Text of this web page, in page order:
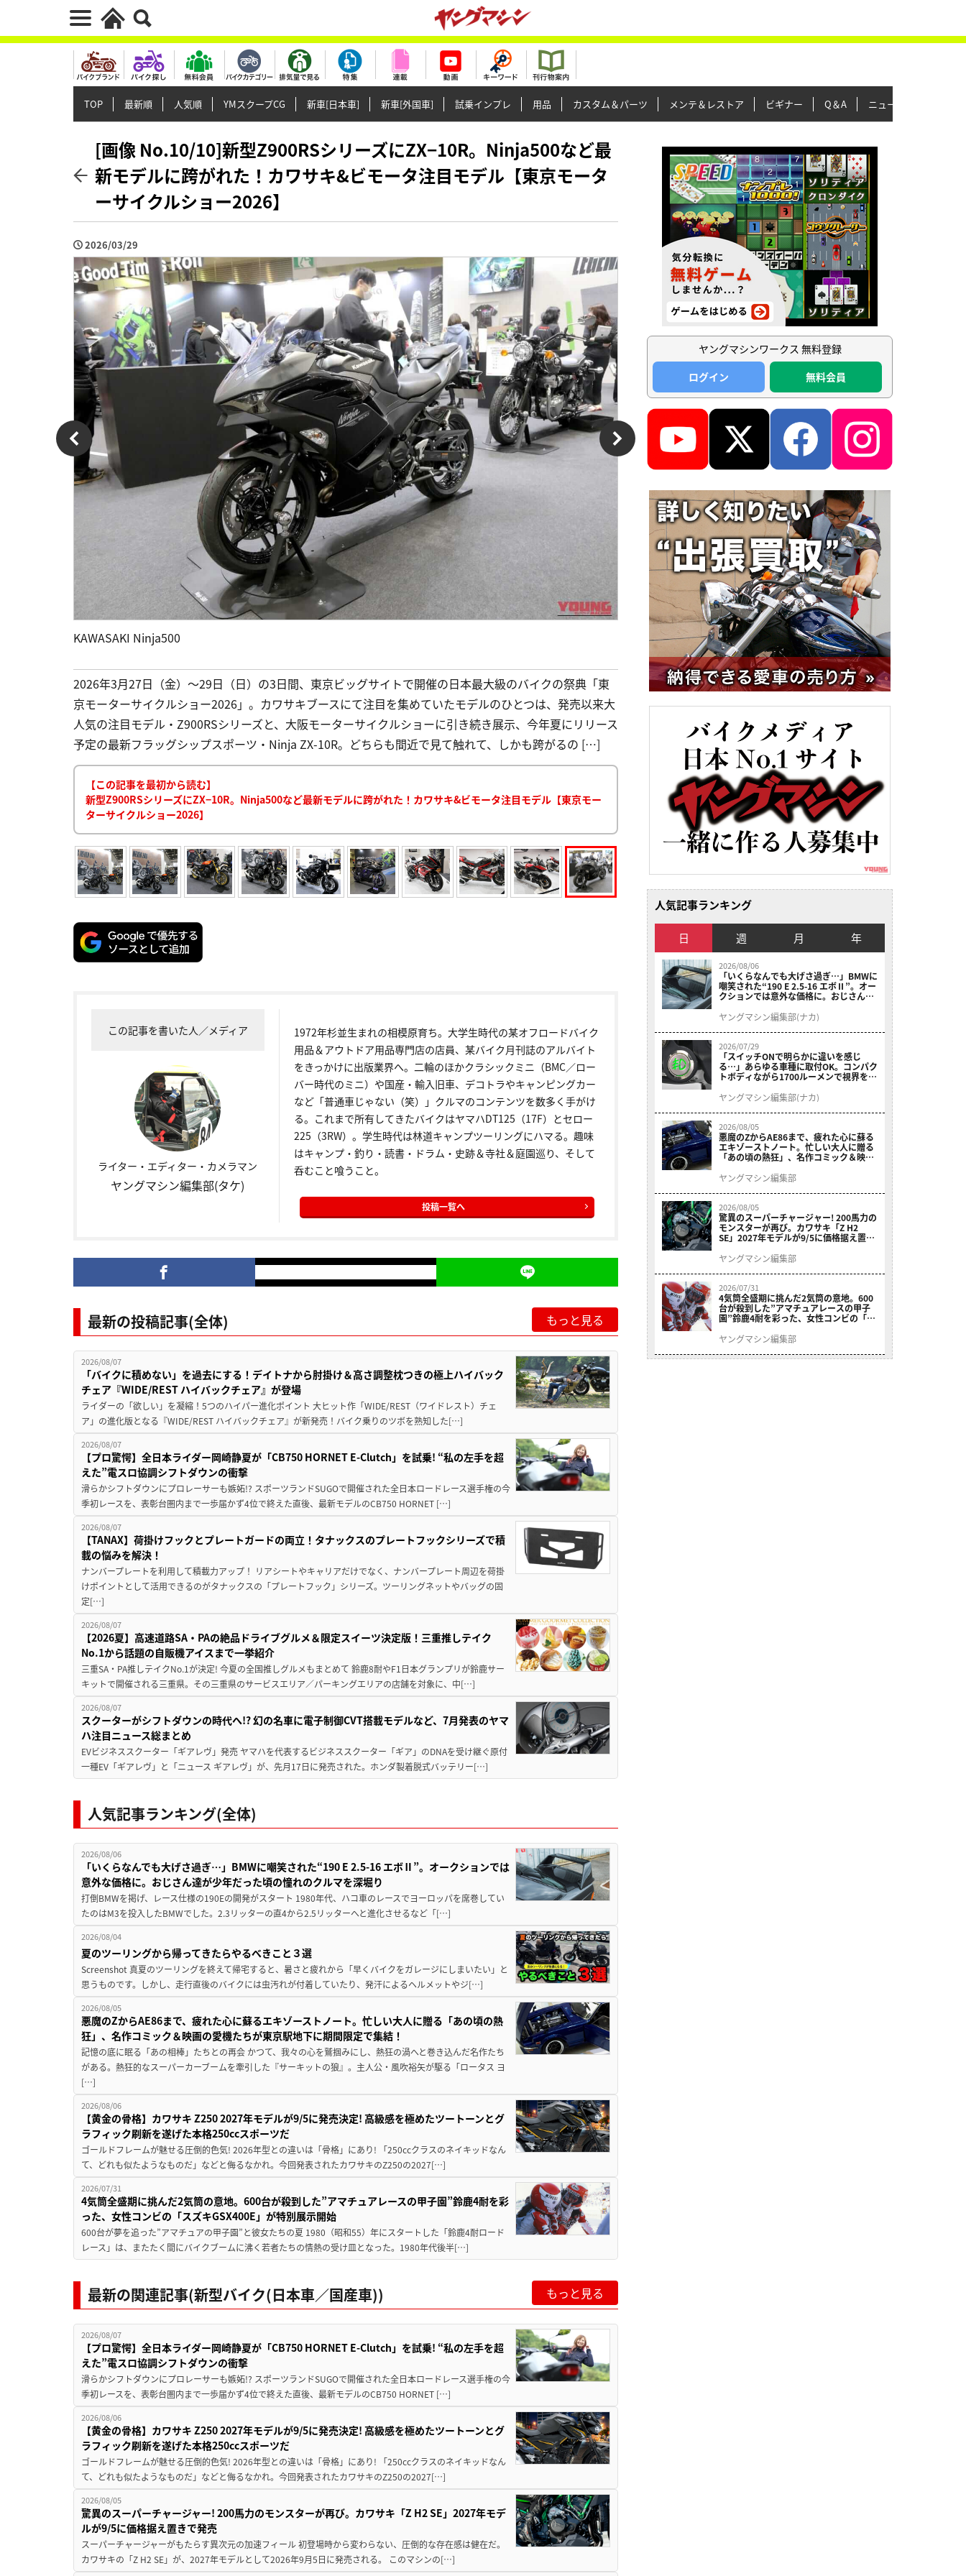
TOP 最新順 人気順 YMスクープCG 新車[日本車] 新車[外国車] 試乗インプレ 用品 カスタム＆パーツ メンテ＆レストア ビギナー Q＆A ニュース＆トピックス
[画像 No.10/10]新型Z900RSシリーズにZX−10R。Ninja500など最
新モデルに跨がれた！カワサキ&ビモータ注目モデル【東京モータ
ーサイクルショー2026】
2026/03/29
KAWASAKI Ninja500
2026年3月27日（金）〜29日（日）の3日間、東京ビッグサイトで開催の日本最大級のバイクの祭典「東
京モーターサイクルショー2026」。カワサキブースにて注目を集めていたモデルのひとつは、発売以来大
人気の注目モデル・Z900RSシリーズと、大阪モーターサイクルショーに引き続き展示、今年夏にリリース
予定の最新フラッグシップスポーツ・Ninja ZX-10R。どちらも間近で見て触れて、しかも跨がるの […]
【この記事を最初から読む】
新型Z900RSシリーズにZX−10R。Ninja500など最新モデルに跨がれた！カワサキ&ビモータ注目モデル【東京モー
ターサイクルショー2026】
この記事を書いた人／メディア
ライター・エディター・カメラマン
ヤングマシン編集部(タケ)
1972年杉並生まれの相模原育ち。大学生時代の某オフロードバイク
用品＆アウトドア用品専門店の店員、某バイク月刊誌のアルバイト
をきっかけに出版業界へ。二輪のほかクラシックミニ（BMC／ロー
バー時代のミニ）や国産・輸入旧車、デコトラやキャンピングカー
など「普通車じゃない（笑）」クルマのコンテンツを数多く手がけ
る。これまで所有してきたバイクはヤマハDT125（17F）とセロー
225（3RW）。学生時代は林道キャンプツーリングにハマる。趣味
はキャンプ・釣り・読書・ドラム・史跡＆寺社＆庭園巡り、そして
呑むこと喰うこと。
投稿一覧へ
最新の投稿記事(全体) もっと見る
2026/08/07
「バイクに積めない」を過去にする！デイトナから肘掛け＆高さ調整枕つきの極上ハイバック
チェア『WIDE/REST ハイバックチェア』が登場
ライダーの「欲しい」を凝縮！5つのハイパー進化ポイント 大ヒット作「WIDE/REST（ワイドレスト）チェ
ア」の進化版となる『WIDE/REST ハイバックチェア』が新発売！バイク乗りのツボを熟知した[…]
2026/08/07
【プロ驚愕】全日本ライダー岡崎静夏が「CB750 HORNET E-Clutch」を試乗! “私の左手を超
えた”電スロ協調シフトダウンの衝撃
滑らかシフトダウンにプロレーサーも嫉妬!? スポーツランドSUGOで開催された全日本ロードレース選手権の今
季初レースを、表彰台圏内まで一歩届かず4位で終えた直後、最新モデルのCB750 HORNET […]
2026/08/07
【TANAX】荷掛けフックとプレートガードの両立！タナックスのプレートフックシリーズで積
載の悩みを解決！
ナンバープレートを利用して積載力アップ！ リアシートやキャリアだけでなく、ナンバープレート周辺を荷掛
けポイントとして活用できるのがタナックスの「プレートフック」シリーズ。ツーリングネットやバッグの固
定[…]
2026/08/07
【2026夏】高速道路SA・PAの絶品ドライブグルメ＆限定スイーツ決定版！三重推しテイク
No.1から話題の自販機アイスまで一挙紹介
三重SA・PA推しテイクNo.1が決定! 今夏の全国推しグルメもまとめて 鈴鹿8耐やF1日本グランプリが鈴鹿サー
キットで開催される三重県。その三重県のサービスエリア／パーキングエリアの店舗を対象に、中[…]
2026/08/07
スクーターがシフトダウンの時代へ!? 幻の名車に電子制御CVT搭載モデルなど、7月発表のヤマ
ハ注目ニュース総まとめ
EVビジネススクーター「ギアレヴ」発売 ヤマハを代表するビジネススクーター「ギア」のDNAを受け継ぐ原付
一種EV「ギアレヴ」と「ニュース ギアレヴ」が、先月17日に発売された。ホンダ製着脱式バッテリー[…]
人気記事ランキング(全体)
2026/08/06
「いくらなんでも大げさ過ぎ…」BMWに嘲笑された“190 E 2.5-16 エボⅡ”。オークションでは
意外な価格に。おじさん達が少年だった頃の憧れのクルマを深堀り
打倒BMWを掲げ、レース仕様の190Eの開発がスタート 1980年代、ハコ車のレースでヨーロッパを席巻してい
たのはM3を投入したBMWでした。2.3リッターの直4から2.5リッターへと進化させるなど「[…]
2026/08/04
夏のツーリングから帰ってきたらやるべきこと３選
Screenshot 真夏のツーリングを終えて帰宅すると、暑さと疲れから「早くバイクをガレージにしまいたい」と
思うものです。しかし、走行直後のバイクには虫汚れが付着していたり、発汗によるヘルメットやジ[…]
2026/08/05
悪魔のZからAE86まで、疲れた心に蘇るエキゾーストノート。忙しい大人に贈る「あの頃の熱
狂」、名作コミック＆映画の愛機たちが東京駅地下に期間限定で集結！
記憶の底に眠る「あの相棒」たちとの再会 かつて、我々の心を鷲掴みにし、熱狂の渦へと巻き込んだ名作たち
がある。熱狂的なスーパーカーブームを牽引した『サーキットの狼』。主人公・風吹裕矢が駆る「ロータス ヨ
[…]
2026/08/06
【黄金の骨格】カワサキ Z250 2027年モデルが9/5に発売決定! 高級感を極めたツートーンとグ
ラフィック刷新を遂げた本格250ccスポーツだ
ゴールドフレームが魅せる圧倒的色気! 2026年型との違いは「骨格」にあり! 「250ccクラスのネイキッドなん
て、どれも似たようなものだ」などと侮るなかれ。今回発表されたカワサキのZ250の2027[…]
2026/07/31
4気筒全盛期に挑んだ2気筒の意地。600台が殺到した”アマチュアレースの甲子園”鈴鹿4耐を彩
った、女性コンビの「スズキGSX400E」が特別展示開始
600台が夢を追った”アマチュアの甲子園”と彼女たちの夏 1980（昭和55）年にスタートした「鈴鹿4耐ロード
レース」は、またたく間にバイクブームに沸く若者たちの情熱の受け皿となった。1980年代後半[…]
最新の関連記事(新型バイク(日本車／国産車)) もっと見る
2026/08/07
【プロ驚愕】全日本ライダー岡崎静夏が「CB750 HORNET E-Clutch」を試乗! “私の左手を超
えた”電スロ協調シフトダウンの衝撃
滑らかシフトダウンにプロレーサーも嫉妬!? スポーツランドSUGOで開催された全日本ロードレース選手権の今
季初レースを、表彰台圏内まで一歩届かず4位で終えた直後、最新モデルのCB750 HORNET […]
2026/08/06
【黄金の骨格】カワサキ Z250 2027年モデルが9/5に発売決定! 高級感を極めたツートーンとグ
ラフィック刷新を遂げた本格250ccスポーツだ
ゴールドフレームが魅せる圧倒的色気! 2026年型との違いは「骨格」にあり! 「250ccクラスのネイキッドなん
て、どれも似たようなものだ」などと侮るなかれ。今回発表されたカワサキのZ250の2027[…]
2026/08/05
驚異のスーパーチャージャー! 200馬力のモンスターが再び。カワサキ「Z H2 SE」2027年モデ
ルが9/5に価格据え置きで発売
スーパーチャージャーがもたらす異次元の加速フィール 初登場時から変わらない、圧倒的な存在感は健在だ。
カワサキの「Z H2 SE」が、2027年モデルとして2026年9月5日に発売される。 このマシンの[…]
ヤングマシンワークス 無料登録
ログイン
無料会員
人気記事ランキング
日 週 月 年
2026/08/06
「いくらなんでも大げさ過ぎ…」BMWに
嘲笑された“190 E 2.5-16 エボⅡ”。オー
クションでは意外な価格に。おじさん達
ヤングマシン編集部(ナカ)
2026/07/29
「スイッチONで明らかに違いを感じ
る…」あらゆる車種に取付OK。コンパク
トボディながら1700ルーメンで視界を確
ニット プレシャスレイ スモール］
ヤングマシン編集部(ナカ)
2026/08/05
悪魔のZからAE86まで、疲れた心に蘇る
エキゾーストノート。忙しい大人に贈る
「あの頃の熱狂」、名作コミック＆映画
結！
ヤングマシン編集部
2026/08/05
驚異のスーパーチャージャー! 200馬力の
モンスターが再び。カワサキ「Z H2
SE」2027年モデルが9/5に価格据え置き
ヤングマシン編集部
2026/07/31
4気筒全盛期に挑んだ2気筒の意地。600
台が殺到した”アマチュアレースの甲子
園”鈴鹿4耐を彩った、女性コンビの「ス
ヤングマシン編集部